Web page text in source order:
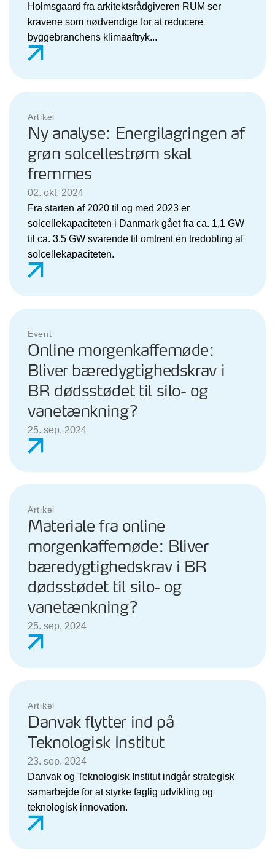
Holmsgaard fra arkitektsrådgiveren RUM ser
kravene som nødvendige for at reducere
byggebranchens klimaaftryk...
Artikel
Ny analyse: Energilagringen af
grøn solcellestrøm skal
fremmes
02. okt. 2024
Fra starten af 2020 til og med 2023 er
solcellekapaciteten i Danmark gået fra ca. 1,1 GW
til ca. 3,5 GW svarende til omtrent en tredobling af
solcellekapaciteten.
Event
Online morgenkaffemøde:
Bliver bæredygtighedskrav i
BR dødsstødet til silo- og
vanetænkning?
25. sep. 2024
Artikel
Materiale fra online
morgenkaffemøde: Bliver
bæredygtighedskrav i BR
dødsstødet til silo- og
vanetænkning?
25. sep. 2024
Artikel
Danvak flytter ind på
Teknologisk Institut
23. sep. 2024
Danvak og Teknologisk Institut indgår strategisk
samarbejde for at styrke faglig udvikling og
teknologisk innovation.